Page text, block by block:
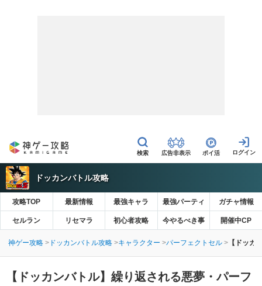
広告非表示 ポイ活
ドッカンバトル攻略
攻略TOP 最新情報 最強キャラ 最強パーティ ガチャ情報
セルラン リセマラ 初心者攻略 今やるべき事 開催中CP
神ゲー攻略 ドッカンバトル攻略 キャラクター パーフェクトセル 【ドッカ
【ドッカンバトル】 繰り返される悪夢・パーフ